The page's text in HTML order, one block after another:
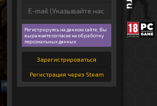
Регистрируясь на данном сайте, Вы
выражаете согласие на обработку
персональных данных
Зарегистрироваться
Регистрация через Steam